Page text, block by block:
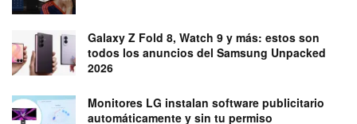
Galaxy Z Fold 8, Watch 9 y más: estos son
todos los anuncios del Samsung Unpacked
2026
Monitores LG instalan software publicitario
automáticamente y sin tu permiso